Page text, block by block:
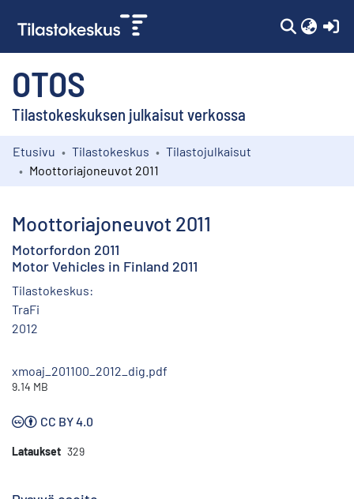
OTOS
Tilastokeskuksen julkaisut verkossa
Kokoelmat
Etusivu Tilastokeskus
Tilastojulkaisut
Moottoriajoneuvot 2011
Moottoriajoneuvot 2011
Motorfordon 2011
Motor Vehicles in Finland 2011
Tilastokeskus:
TraFi
2012
xmoaj_201100_2012_dig.pdf
9.14 MB
CC BY 4.0
Lataukset 329